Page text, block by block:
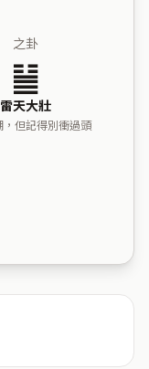
之卦
䷡
雷天大壯
，但記得別衝過頭